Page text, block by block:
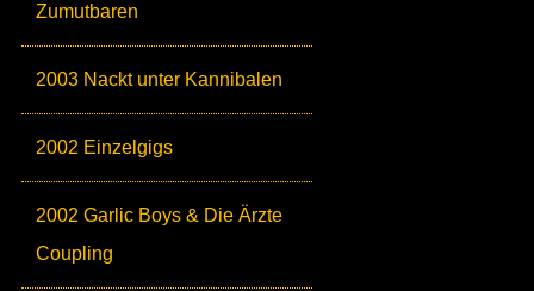
Zumutbaren
2003 Nackt unter Kannibalen
2002 Einzelgigs
2002 Garlic Boys & Die Ärzte
Coupling